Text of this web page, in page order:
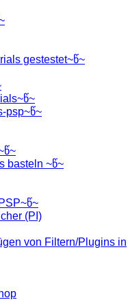
gestestet~წ~
psp~წ~
basteln ~წ~
(PI)
von Filtern/Plugins in